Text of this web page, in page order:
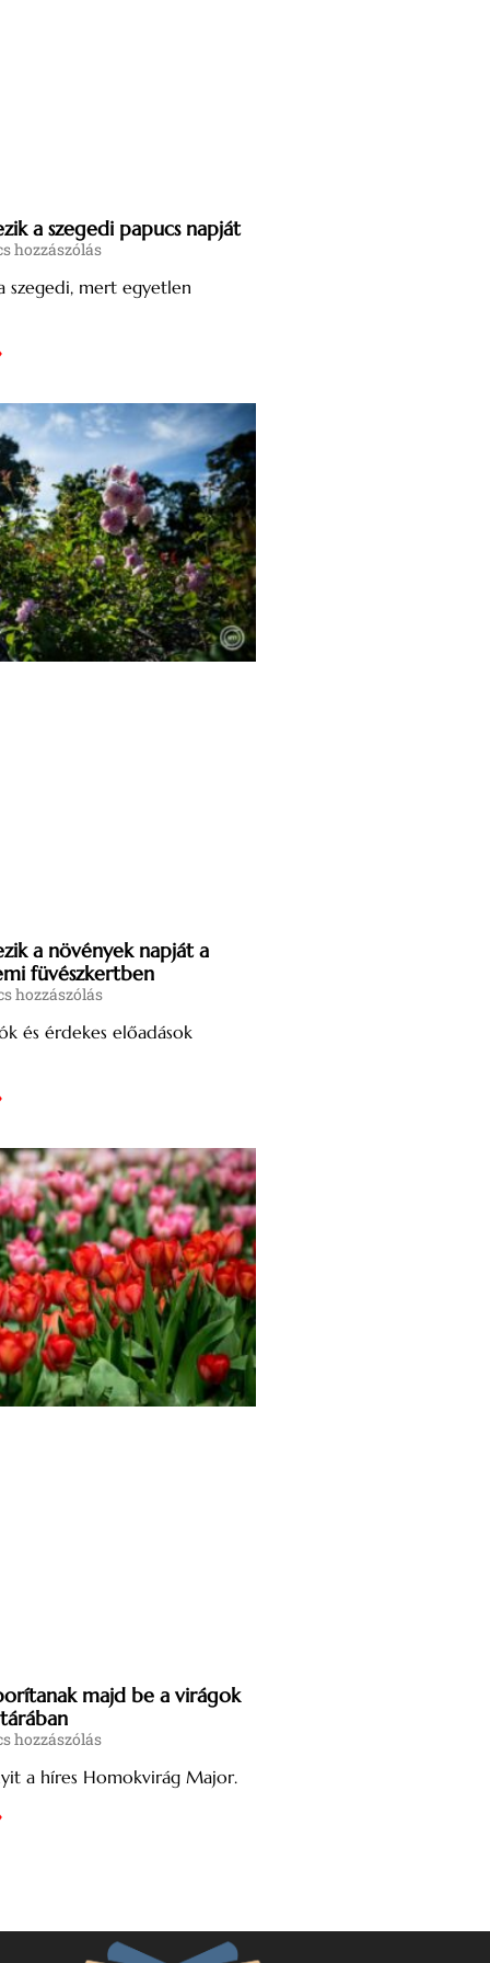
a szegedi papucs napját
hozzászólás
szegedi, mert egyetlen
a növények napját a
füvészkertben
hozzászólás
és érdekes előadások
majd be a virágok
hozzászólás
a híres Homokvirág Major.